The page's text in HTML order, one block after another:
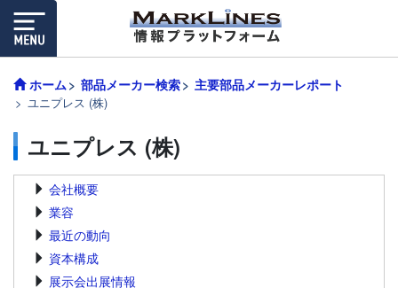
ホーム 部品メーカー検索 主要部品メーカーレポート
ユニプレス (株)
ユニプレス (株)
会社概要
業容
最近の動向
資本構成
展示会出展情報